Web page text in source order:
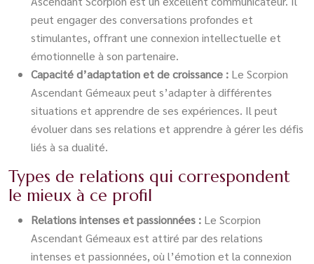
peut engager des conversations profondes et
stimulantes, offrant une connexion intellectuelle et
émotionnelle à son partenaire.
Capacité d’adaptation et de croissance : Le Scorpion
Ascendant Gémeaux peut s’adapter à différentes
situations et apprendre de ses expériences. Il peut
évoluer dans ses relations et apprendre à gérer les défis
liés à sa dualité.
Types de relations qui correspondent
le mieux à ce profil
Relations intenses et passionnées : Le Scorpion
Ascendant Gémeaux est attiré par des relations
intenses et passionnées, où l’émotion et la connexion